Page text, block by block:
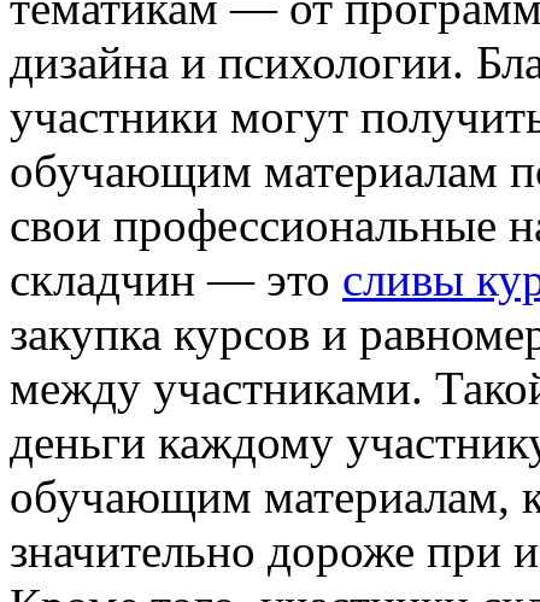
дизайна и психологии.
участники могут
обучающим материалам
свои профессиональные
складчин — это сливы
закупка курсов и
между участниками.
деньги каждому
обучающим материалам,
значительно дороже при